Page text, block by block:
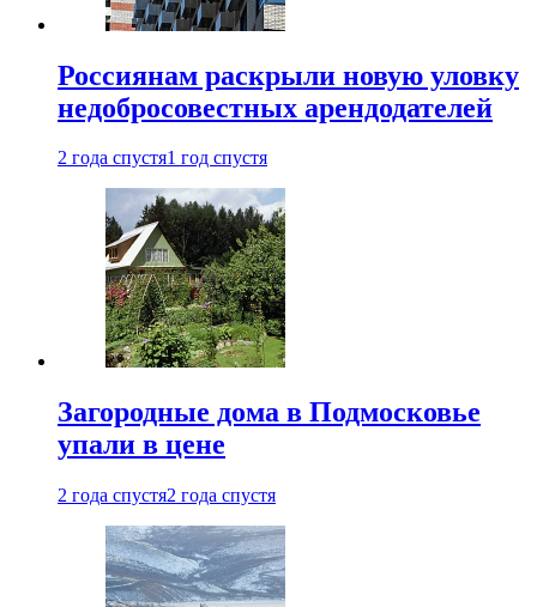
Россиянам раскрыли новую уловку
недобросовестных арендодателей
2 года спустя1 год спустя
Загородные дома в Подмосковье
упали в цене
2 года спустя2 года спустя